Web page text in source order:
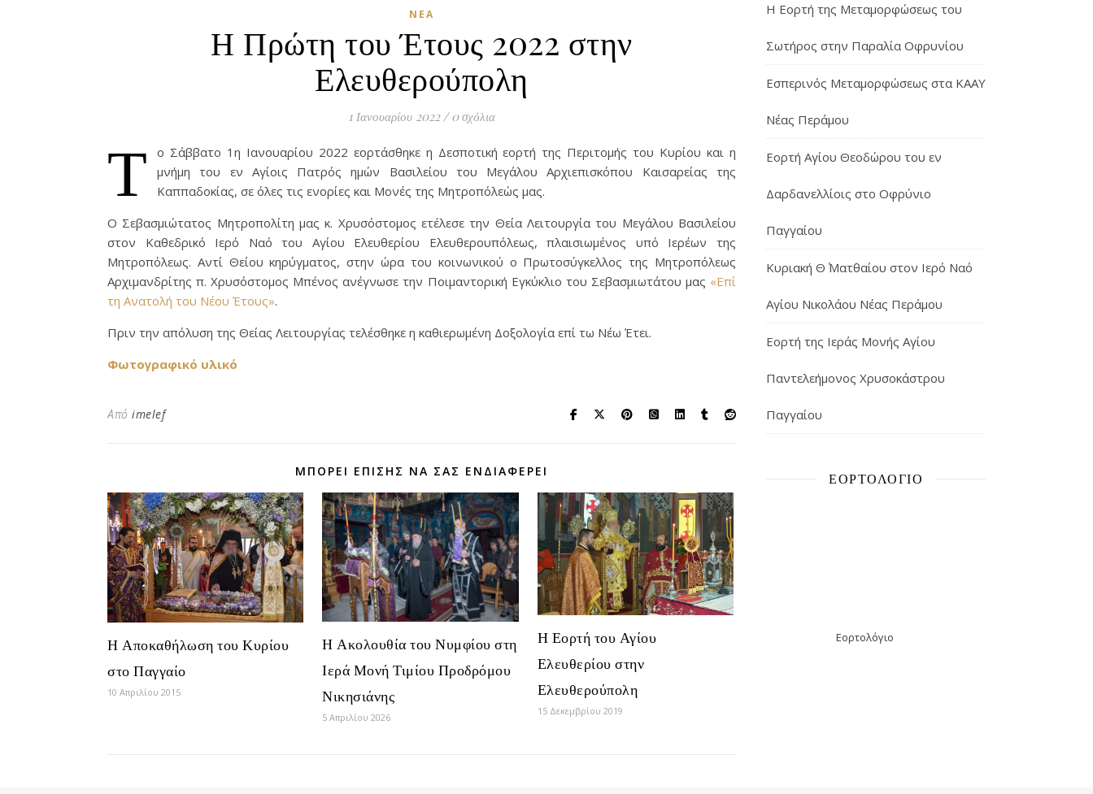
ΝΈΑ
Η Πρώτη του Έτους 2022 στην
Ελευθερούπολη
1 Ιανουαρίου 2022 / 0 σχόλια
Τ
ο Σάββατο 1η Ιανουαρίου 2022 εορτάσθηκε η Δεσποτική εορτή της Περιτομής του Κυρίου και η
μνήμη του εν Αγίοις Πατρός ημών Βασιλείου του Μεγάλου Αρχιεπισκόπου Καισαρείας της
Καππαδοκίας, σε όλες τις ενορίες και Μονές της Μητροπόλεώς μας.
Ο Σεβασμιώτατος Μητροπολίτη μας κ. Χρυσόστομος ετέλεσε την Θεία Λειτουργία του Μεγάλου Βασιλείου
στον Καθεδρικό Ιερό Ναό του Αγίου Ελευθερίου Ελευθερουπόλεως, πλαισιωμένος υπό Ιερέων της
Μητροπόλεως. Αντί Θείου κηρύγματος, στην ώρα του κοινωνικού ο Πρωτοσύγκελλος της Μητροπόλεως
Αρχιμανδρίτης π. Χρυσόστομος Μπένος ανέγνωσε την Ποιμαντορική Εγκύκλιο του Σεβασμιωτάτου μας «Eπί
τη Aνατολή του Νέου Έτους».
Πριν την απόλυση της Θείας Λειτουργίας τελέσθηκε η καθιερωμένη Δοξολογία επί τω Νέω Έτει.
Φωτογραφικό υλικό
Από imelef
ΜΠΟΡΕΊ ΕΠΊΣΗΣ ΝΑ ΣΑΣ ΕΝΔΙΑΦΈΡΕΙ
Η Αποκαθήλωση του Κυρίου
στο Παγγαίο
10 Απριλίου 2015
Η Ακολουθία του Νυμφίου στη
Ιερά Μονή Τιμίου Προδρόμου
Νικησιάνης
5 Απριλίου 2026
Η Εορτή του Αγίου
Ελευθερίου στην
Ελευθερούπολη
15 Δεκεμβρίου 2019
Η Εορτή της Μεταμορφώσεως του
Σωτήρος στην Παραλία Οφρυνίου
Εσπερινός Μεταμορφώσεως στα ΚΑΑΥ
Νέας Περάμου
Εορτή Αγίου Θεοδώρου του εν
Δαρδανελλίοις στο Οφρύνιο
Παγγαίου
Κυριακή Θ΄ Ματθαίου στον Ιερό Ναό
Αγίου Νικολάου Νέας Περάμου
Εορτή της Ιεράς Μονής Αγίου
Παντελεήμονος Χρυσοκάστρου
Παγγαίου
ΕΟΡΤΟΛΌΓΙΟ
Εορτολόγιο